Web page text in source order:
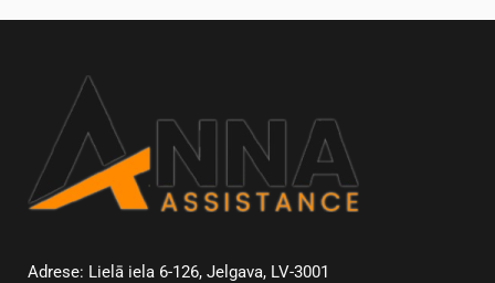
Adrese: Lielā iela 6-126, Jelgava, LV-3001